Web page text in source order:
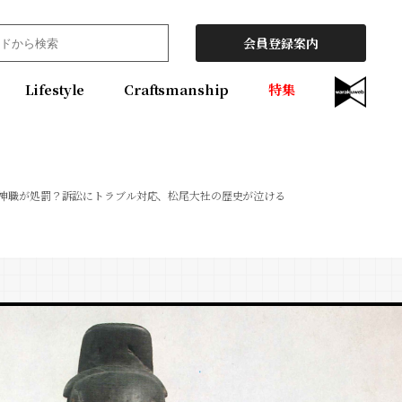
会員登録案内
Lifestyle Craftsmanship 特集
が処罰？訴訟にトラブル対応、松尾大社の歴史が泣ける